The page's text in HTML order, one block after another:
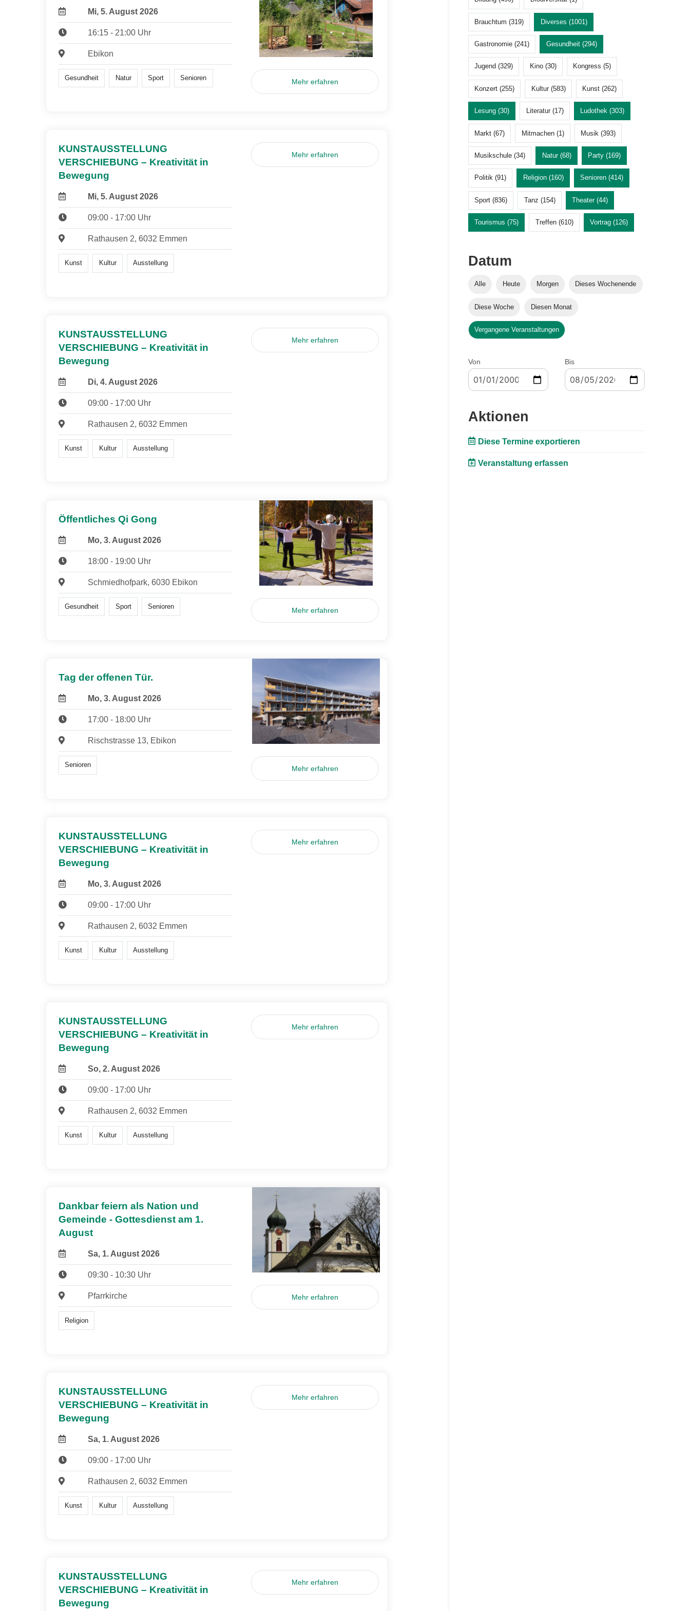
Mi, 5. August 2026
16:15 - 21:00 Uhr
Ebikon
Gesundheit Natur Sport Senioren Mehr erfahren
KUNSTAUSSTELLUNG
VERSCHIEBUNG – Kreativität in
Bewegung
Mi, 5. August 2026
09:00 - 17:00 Uhr
Rathausen 2, 6032 Emmen
Kunst Kultur Ausstellung
Mehr erfahren
KUNSTAUSSTELLUNG
VERSCHIEBUNG – Kreativität in
Bewegung
Di, 4. August 2026
09:00 - 17:00 Uhr
Rathausen 2, 6032 Emmen
Kunst Kultur Ausstellung
Mehr erfahren
Öffentliches Qi Gong
Mo, 3. August 2026
18:00 - 19:00 Uhr
Schmiedhofpark, 6030 Ebikon
Gesundheit Sport Senioren Mehr erfahren
Tag der offenen Tür.
Mo, 3. August 2026
17:00 - 18:00 Uhr
Rischstrasse 13, Ebikon
Senioren Mehr erfahren
KUNSTAUSSTELLUNG
VERSCHIEBUNG – Kreativität in
Bewegung
Mo, 3. August 2026
09:00 - 17:00 Uhr
Rathausen 2, 6032 Emmen
Kunst Kultur Ausstellung
Mehr erfahren
KUNSTAUSSTELLUNG
VERSCHIEBUNG – Kreativität in
Bewegung
So, 2. August 2026
09:00 - 17:00 Uhr
Rathausen 2, 6032 Emmen
Kunst Kultur Ausstellung
Mehr erfahren
Dankbar feiern als Nation und
Gemeinde - Gottesdienst am 1.
August
Sa, 1. August 2026
09:30 - 10:30 Uhr
Pfarrkirche
Religion
Mehr erfahren
KUNSTAUSSTELLUNG
VERSCHIEBUNG – Kreativität in
Bewegung
Sa, 1. August 2026
09:00 - 17:00 Uhr
Rathausen 2, 6032 Emmen
Kunst Kultur Ausstellung
Mehr erfahren
KUNSTAUSSTELLUNG
VERSCHIEBUNG – Kreativität in
Bewegung
Mehr erfahren
Brauchtum (319) Diverses (1001)
Gastronomie (241) Gesundheit (294)
Jugend (329) Kino (30) Kongress (5)
Konzert (255) Kultur (583) Kunst (262)
Lesung (30) Literatur (17) Ludothek (303)
Markt (67) Mitmachen (1) Musik (393)
Musikschule (34) Natur (68) Party (169)
Politik (91) Religion (160) Senioren (414)
Sport (836) Tanz (154) Theater (44)
Tourismus (75) Treffen (610) Vortrag (126)
Datum
Alle Heute Morgen Dieses Wochenende
Diese Woche Diesen Monat
Vergangene Veranstaltungen
Von Bis
Aktionen
Diese Termine exportieren
Veranstaltung erfassen